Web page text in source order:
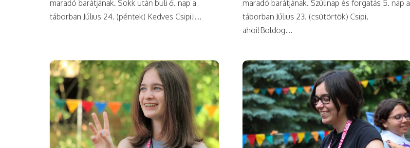
maradó barátjának. Sokk után buli 6. nap a
táborban Július 24. (péntek) Kedves Csipi!…
maradó barátjának. Szülinap és forgatás 5. nap a
táborban Július 23. (csütörtök) Csipi,
ahoi!Boldog…